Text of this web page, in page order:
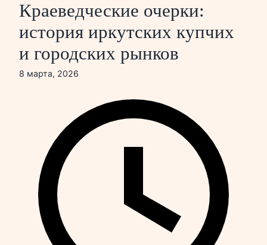
Краеведческие очерки:
история иркутских купчих
и городских рынков
8 марта, 2026